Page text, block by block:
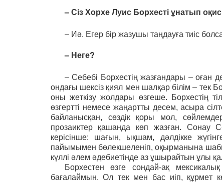
– Сіз Хорхе Луис Борхесті ұнатып
– Иә. Егер бір жазушы таңдауға тиіс
– Неге?
– Себебі Борхестің жазғандары – оған
ондағы шексіз қиял мен шалқар білім – тек
оны жеткізу жолдары өзгеше. Борхестің
өзгертті немесе жаңартты десем, асыра
байланысқан, сөздік қоры мол,
прозаиктер қашанда көп жазған. Сонау
керісінше: шағын, ықшам, дәлдікке
пайымымен бөлекшеленіп, оқырманына
күллі әлем әдебиетінде аз ұшырайтын ұлы
Борхестен өзге сондай-ақ
бағалаймын. Ол тек мен бас иіп, құрмет